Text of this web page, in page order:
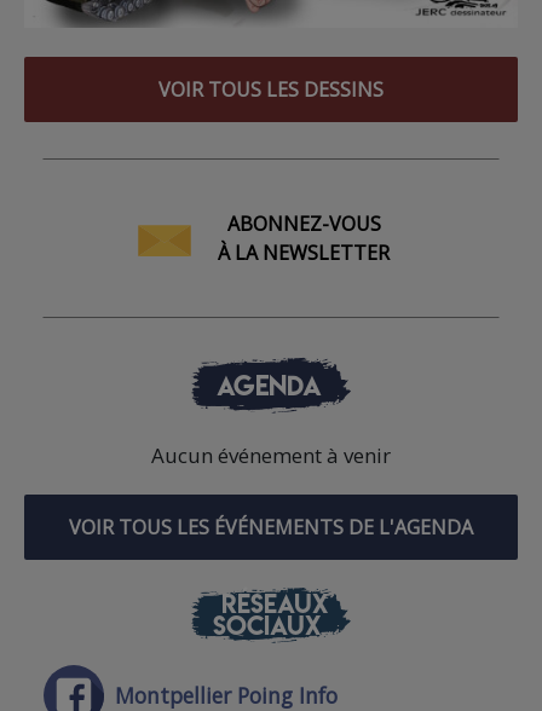
VOIR TOUS LES DESSINS
ABONNEZ-VOUS
À LA NEWSLETTER
AGENDA
Aucun événement à venir
VOIR TOUS LES ÉVÉNEMENTS DE L'AGENDA
RÉSEAUX
SOCIAUX
Montpellier Poing Info